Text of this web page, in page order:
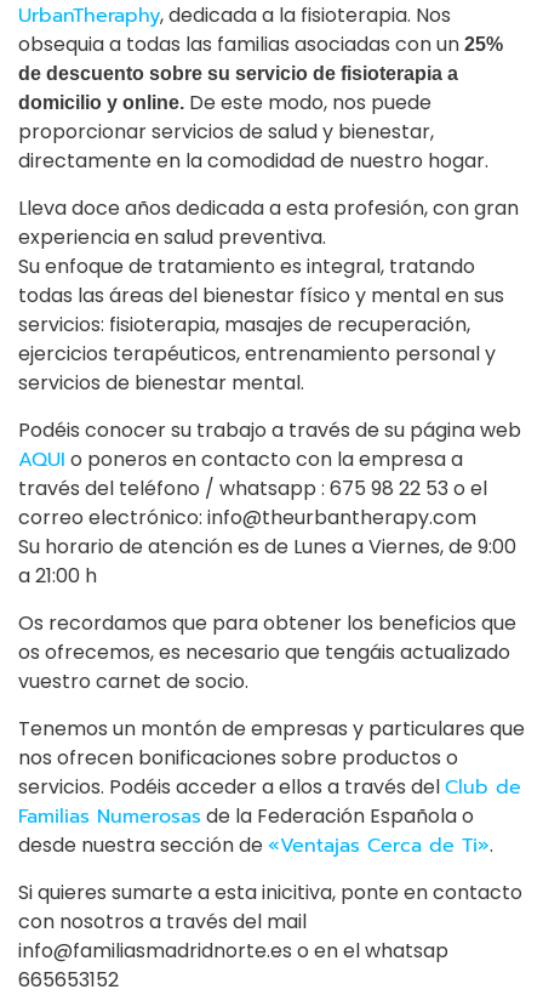
UrbanTheraphy, dedicada a la fisioterapia. Nos
obsequia a todas las familias asociadas con un 25%
de descuento sobre su servicio de fisioterapia a
domicilio y online. De este modo, nos puede
proporcionar servicios de salud y bienestar,
directamente en la comodidad de nuestro hogar.
Lleva doce años dedicada a esta profesión, con gran
experiencia en salud preventiva.
Su enfoque de tratamiento es integral, tratando
todas las áreas del bienestar físico y mental en sus
servicios: fisioterapia, masajes de recuperación,
ejercicios terapéuticos, entrenamiento personal y
servicios de bienestar mental.
Podéis conocer su trabajo a través de su página web
AQUI o poneros en contacto con la empresa a
través del teléfono / whatsapp : 675 98 22 53 o el
correo electrónico: info@theurbantherapy.com
Su horario de atención es de Lunes a Viernes, de 9:00
a 21:00 h
Os recordamos que para obtener los beneficios que
os ofrecemos, es necesario que tengáis actualizado
vuestro carnet de socio.
Tenemos un montón de empresas y particulares que
nos ofrecen bonificaciones sobre productos o
servicios. Podéis acceder a ellos a través delClub de
Familias Numerosas de la Federación Española o
desde nuestra sección de«Ventajas Cerca de Ti».
Si quieres sumarte a esta inicitiva, ponte en contacto
con nosotros a través del mail
info@familiasmadridnorte.es o en el whatsap
665653152